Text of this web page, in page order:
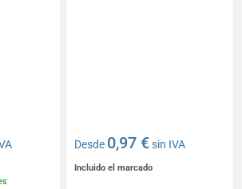
Desde 0,97 €sin IVA
Incluido el marcado